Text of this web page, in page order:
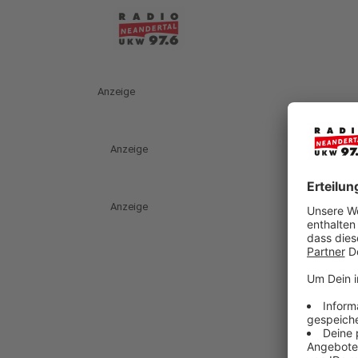
Anzeige
Anzeige
Anzeige